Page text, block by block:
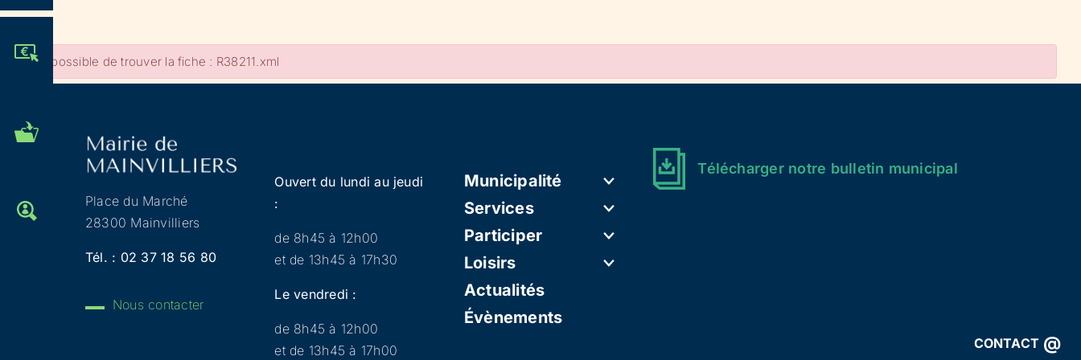
ADMINISTRATIVES
OFFRES D'EMPLOI
CONTACT @
Impossible de trouver la fiche : R38211.xml
Place du Marché
28300 Mainvilliers
Tél. : 02 37 18 56 80
Nous contacter
Ouvert du lundi au jeudi
:
de 8h45 à 12h00
et de 13h45 à 17h30
Le vendredi :
de 8h45 à 12h00
et de 13h45 à 17h00
Municipalité
Services
Participer
Loisirs
Actualités
Évènements
Télécharger notre bulletin municipal